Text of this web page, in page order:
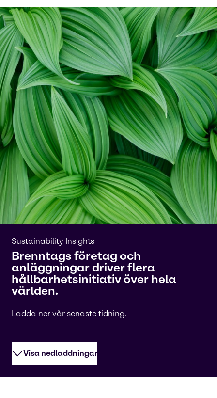
Sustainability Insights
Brenntags företag och
anläggningar driver flera
hållbarhetsinitiativ över hela
världen.
Ladda ner vår senaste tidning.
Visa nedladdningar